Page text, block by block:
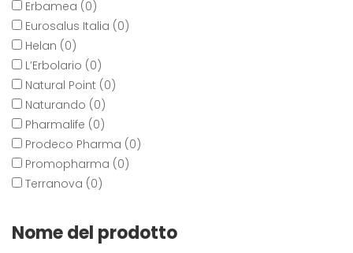
Erbamea (0)
Eurosalus Italia (0)
Helan (0)
L’Erbolario (0)
Natural Point (0)
Naturando (0)
Pharmalife (0)
Prodeco Pharma (0)
Promopharma (0)
Terranova (0)
Nome del prodotto